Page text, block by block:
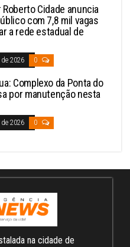
Roberto Cidade anuncia
com 7,8 mil vagas
a rede estadual de
2026 0
Complexo da Ponta do
por manutenção nesta
2026 0
na cidade de